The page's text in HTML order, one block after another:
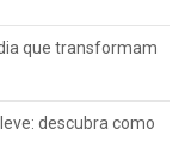
que transformam
descubra como